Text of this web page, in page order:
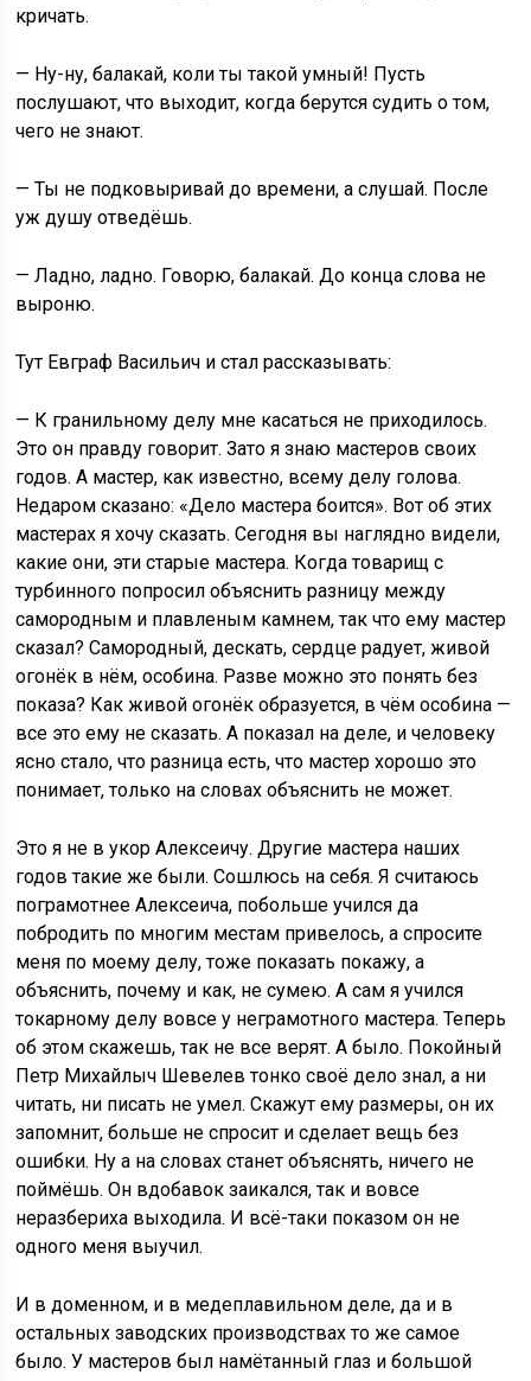
кричать.
— Ну-ну, балакай, коли ты такой умный! Пусть
послушают, что выходит, когда берутся судить о том,
чего не знают.
— Ты не подковыривай до времени, а слушай. После
уж душу отведёшь.
— Ладно, ладно. Говорю, балакай. До конца слова не
выроню.
Тут Евграф Васильич и стал рассказывать:
— К гранильному делу мне касаться не приходилось.
Это он правду говорит. Зато я знаю мастеров своих
годов. А мастер, как известно, всему делу голова.
Недаром сказано: «Дело мастера боится». Вот об этих
мастерах я хочу сказать. Сегодня вы наглядно видели,
какие они, эти старые мастера. Когда товарищ с
турбинного попросил объяснить разницу между
самородным и плавленым камнем, так что ему мастер
сказал? Самородный, дескать, сердце радует, живой
огонёк в нём, особина. Разве можно это понять без
показа? Как живой огонёк образуется, в чём особина —
все это ему не сказать. А показал на деле, и человеку
ясно стало, что разница есть, что мастер хорошо это
понимает, только на словах объяснить не может.
Это я не в укор Алексеичу. Другие мастера наших
годов такие же были. Сошлюсь на себя. Я считаюсь
пограмотнее Алексеича, побольше учился да
побродить по многим местам привелось, а спросите
меня по моему делу, тоже показать покажу, а
объяснить, почему и как, не сумею. А сам я учился
токарному делу вовсе у неграмотного мастера. Теперь
об этом скажешь, так не все верят. А было. Покойный
Петр Михайлыч Шевелев тонко своё дело знал, а ни
читать, ни писать не умел. Скажут ему размеры, он их
запомнит, больше не спросит и сделает вещь без
ошибки. Ну а на словах станет объяснять, ничего не
поймёшь. Он вдобавок заикался, так и вовсе
неразбериха выходила. И всё-таки показом он не
одного меня выучил.
И в доменном, и в медеплавильном деле, да и в
остальных заводских производствах то же самое
было. У мастеров был намётанный глаз и большой